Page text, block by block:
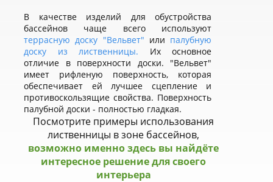
В качестве изделий для обустройства
бассейнов чаще всего используют
террасную доску "Вельвет" или палубную
доску из лиственницы. Их основное
отличие в поверхности доски. "Вельвет"
имеет рифленую поверхность, которая
обеспечивает ей лучшее сцепление и
противоскользящие свойства. Поверхность
палубной доски - полностью гладкая.
Посмотрите примеры использования
лиственницы в зоне бассейнов,
возможно именно здесь вы найдёте
интересное решение для своего
интерьера